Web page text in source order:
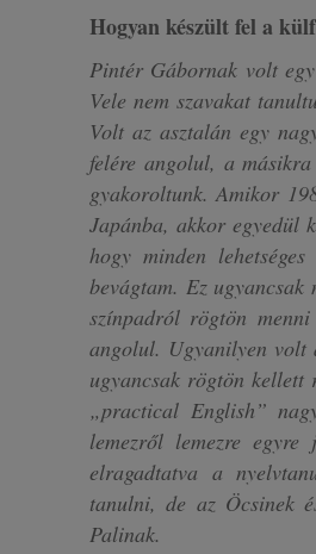
Hogyan készült fel a
Pintér Gábornak volt
Vele nem szavakat
Volt az asztalán egy
felére angolul, a
gyakoroltunk. Amikor
Japánba, akkor egyedül
hogy minden
bevágtam. Ez
színpadról rögtön
angolul. Ugyanilyen volt
ugyancsak rögtön kellett
„practical English”
lemezről lemezre
elragadtatva a
tanulni, de az Öcsinek
Palinak.